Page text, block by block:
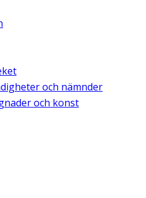
och nämnder
och konst